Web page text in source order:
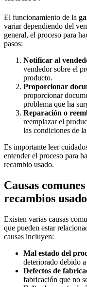
El funcionamiento de la
variar dependiendo del
general, el proceso para
pasos:
Notificar al
vendedor sobre el
producto.
Proporcionar
proporcionar
problema que ha
Reparación o
reemplazar el
las condiciones de
Es importante leer
entender el proceso para
recambio usado.
Causas
recambios
Existen varias causas
que pueden estar
causas incluyen:
Mal estado del
deteriorado debido
Defectos de
fabricación que no